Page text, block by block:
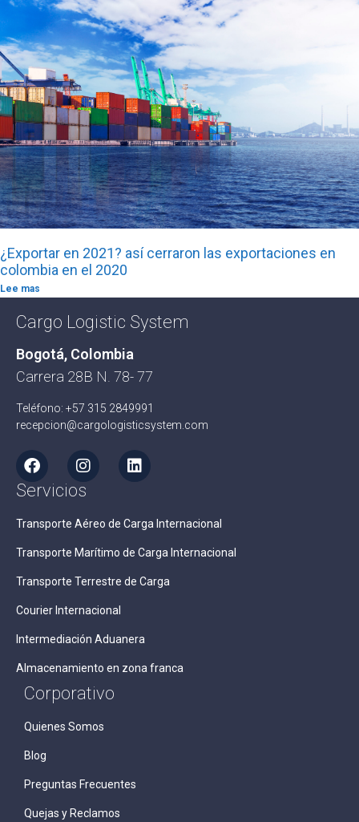
¿Exportar en 2021? así cerraron las exportaciones en
colombia en el 2020
Lee mas
Cargo Logistic System
Bogotá, Colombia
Carrera 28B N. 78- 77
Teléfono: +57 315 2849991
recepcion@cargologisticsystem.com
Servicios
Transporte Aéreo de Carga Internacional
Transporte Marítimo de Carga Internacional
Transporte Terrestre de Carga
Courier Internacional
Intermediación Aduanera
Almacenamiento en zona franca
Corporativo
Quienes Somos
Blog
Preguntas Frecuentes
Quejas y Reclamos